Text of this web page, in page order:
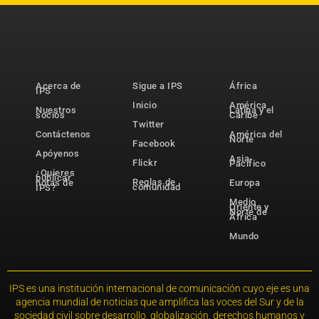
Acerca de
IPS
Nuestros
socios
Contáctenos
Apóyenos
¿Quieres
publicar
notas de
IPS?
Sigue a IPS
Inicio
Twitter
Facebook
Flickr
Reglas de
comunidad
África
América
Latina y el
Caribe
América del
Norte
Asia-
Pacífico
Europa
Medio
Oriente y
Norte de
África
Mundo
IPS es una institución internacional de comunicación cuyo eje es una
agencia mundial de noticias que amplifica las voces del Sur y de la
sociedad civil sobre desarrollo, globalización, derechos humanos y